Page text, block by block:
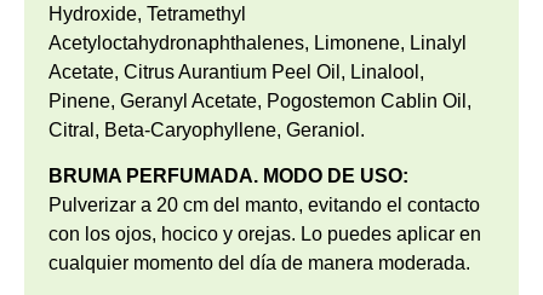
Hydroxide, Tetramethyl
Acetyloctahydronaphthalenes, Limonene, Linalyl
Acetate, Citrus Aurantium Peel Oil, Linalool,
Pinene, Geranyl Acetate, Pogostemon Cablin Oil,
Citral, Beta-Caryophyllene, Geraniol.
BRUMA PERFUMADA. MODO DE USO:
Pulverizar a 20 cm del manto, evitando el contacto
con los ojos, hocico y orejas. Lo puedes aplicar en
cualquier momento del día de manera moderada.